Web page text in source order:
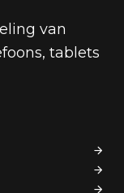
van
tablets